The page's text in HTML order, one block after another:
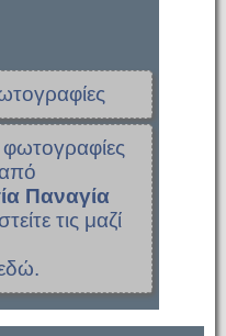
Παναγία
τις μαζί